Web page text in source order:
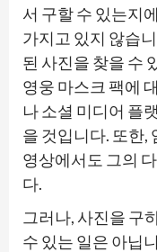
서 구할 수 있는지
가지고 있지 않습
된 사진을 찾을 수
영웅 마스크 팩에
나 소셜 미디어 플
을 것입니다. 또한,
영상에서도 그의
다.
그러나, 사진을 구
수 있는 일은 아닙